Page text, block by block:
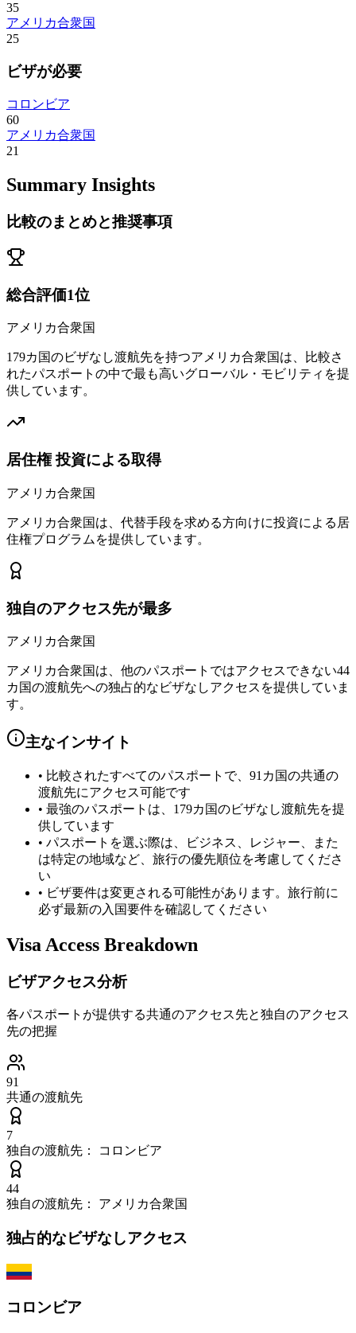
35
アメリカ合衆国
25
ビザが必要
コロンビア
60
アメリカ合衆国
21
Summary Insights
比較のまとめと推奨事項
総合評価1位
アメリカ合衆国
179カ国のビザなし渡航先を持つアメリカ合衆国は、比較さ
れたパスポートの中で最も高いグローバル・モビリティを提
供しています。
居住権 投資による取得
アメリカ合衆国
アメリカ合衆国は、代替手段を求める方向けに投資による居
住権プログラムを提供しています。
独自のアクセス先が最多
アメリカ合衆国
アメリカ合衆国は、他のパスポートではアクセスできない44
カ国の渡航先への独占的なビザなしアクセスを提供していま
す。
主なインサイト
• 比較されたすべてのパスポートで、91カ国の共通の
渡航先にアクセス可能です
• 最強のパスポートは、179カ国のビザなし渡航先を提
供しています
• パスポートを選ぶ際は、ビジネス、レジャー、また
は特定の地域など、旅行の優先順位を考慮してくださ
い
• ビザ要件は変更される可能性があります。旅行前に
必ず最新の入国要件を確認してください
Visa Access Breakdown
ビザアクセス分析
各パスポートが提供する共通のアクセス先と独自のアクセス
先の把握
91
共通の渡航先
7
独自の渡航先：
コロンビア
44
独自の渡航先：
アメリカ合衆国
独占的なビザなしアクセス
コロンビア